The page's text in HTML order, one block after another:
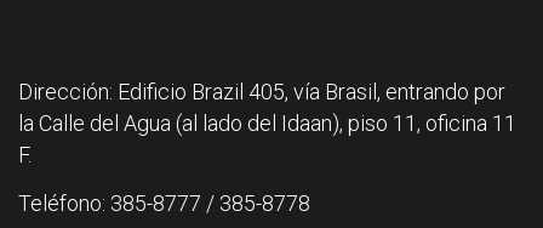
Dirección: Edificio Brazil 405, vía Brasil, entrando por
la Calle del Agua (al lado del Idaan), piso 11, oficina 11
F.
Teléfono: 385-8777 / 385-8778